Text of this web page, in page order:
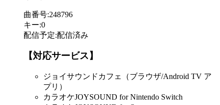
曲番号:248796
キー:0
配信予定:配信済み
【対応サービス】
ジョイサウンドカフェ（ブラウザ/Android TV ア
プリ）
カラオケJOYSOUND for Nintendo Switch